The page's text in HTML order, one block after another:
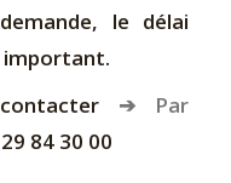
le délai
important.
➔ Par
84 30 00